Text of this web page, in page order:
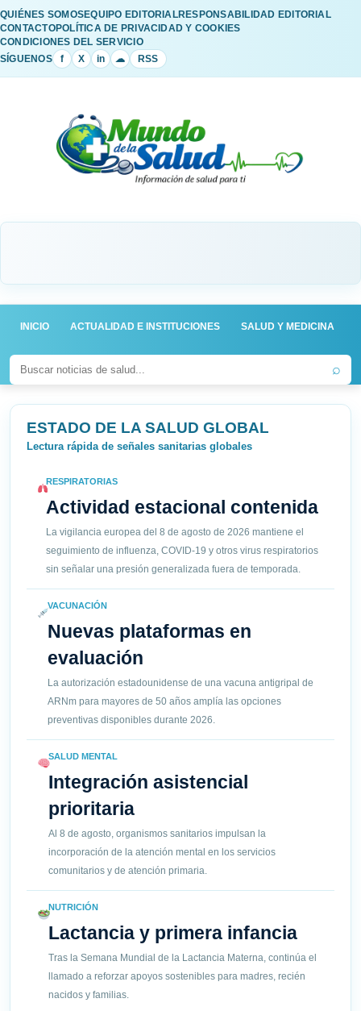
QUIÉNES SOMOSEQUIPO EDITORIALRESPONSABILIDAD EDITORIAL
CONTACTOPOLÍTICA DE PRIVACIDAD Y COOKIES
CONDICIONES DEL SERVICIO
SÍGUENOS
f X in ☁ RSS
INICIO ACTUALIDAD E INSTITUCIONES SALUD Y MEDICINA
⌕
ESTADO DE LA SALUD GLOBAL
Lectura rápida de señales sanitarias globales
RESPIRATORIAS
Actividad estacional contenida
La vigilancia europea del 8 de agosto de 2026 mantiene el
seguimiento de influenza, COVID-19 y otros virus respiratorios
sin señalar una presión generalizada fuera de temporada.
VACUNACIÓN
Nuevas plataformas en
evaluación
La autorización estadounidense de una vacuna antigripal de
ARNm para mayores de 50 años amplía las opciones
preventivas disponibles durante 2026.
SALUD MENTAL
Integración asistencial
prioritaria
Al 8 de agosto, organismos sanitarios impulsan la
incorporación de la atención mental en los servicios
comunitarios y de atención primaria.
NUTRICIÓN
Lactancia y primera infancia
Tras la Semana Mundial de la Lactancia Materna, continúa el
llamado a reforzar apoyos sostenibles para madres, recién
nacidos y familias.